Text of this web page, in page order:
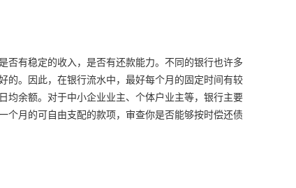
否有稳定的收入，是否有还款能力。不同的银行也许多
的。因此，在银行流水中，最好每个月的固定时间有较
均余额。对于中小企业业主、个体户业主等，银行主要
月的可自由支配的款项，审查你是否能够按时偿还债